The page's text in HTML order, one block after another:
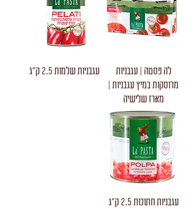
לה פסטה | עגבניות
מרוסקות במיץ עגבניות |
מארז שלישיה
עגבניות שלמות 2.5 ק"ג
עגבניות חתוכות 2.5 ק"ג